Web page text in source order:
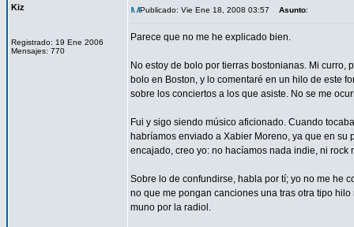
Kiz
Registrado: 19 Ene 2006
Mensajes: 770
Publicado: Vie Ene 18, 2008 03:57 Asunto:
Parece que no me he explicado bien.
No estoy de bolo por tierras bostonianas. Mi
bolo en Boston, y lo comentaré en un hilo de este
sobre los conciertos a los que asiste. No se me
Fui y sigo siendo músico aficionado. Cuando
habríamos enviado a Xabier Moreno, ya que en
encajado, creo yo: no hacíamos nada indie, ni
Sobre lo de confundirse, habla por tí; yo no me he
no que me pongan canciones una tras otra tipo
muno por la radiol.